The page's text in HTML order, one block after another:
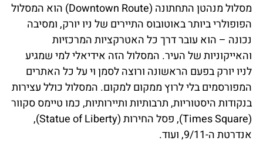
מסלול מנהטן התחתונה (Downtown Route) הוא המסלול
הפופולרי ביותר באוטובוס התיירים של ניו יורק, ומסיבה
נכונה – הוא עובר דרך כל האטרקציות המרכזיות
והאייקוניות של העיר. המסלול הזה אידיאלי למי שמגיע
לניו יורק בפעם הראשונה ורוצה לסמן וי על כל האתרים
המפורסמים בלי לרוץ ממקום למקום. המסלול כולל עצירות
בנקודות היסטוריות, תרבותיות ותיירותיות, כמו טיימס סקוור
(Times Square), פסל החירות (Statue of Liberty),
אנדרטת ה-9/11, ועוד.